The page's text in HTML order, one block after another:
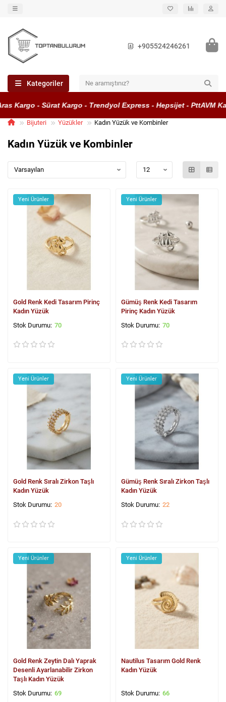
+905524246261
Kategoriler
- Sürat Kargo - Trendyol Express - Hepsijet - PttAVM Kargo
Bijuteri Yüzükler Kadın Yüzük ve Kombinler
Kadın Yüzük ve Kombinler
Yeni Ürünler
Gold Renk Kedi Tasarım Pirinç
Kadın Yüzük
70
Yeni Ürünler
Gümüş Renk Kedi Tasarım
Pirinç Kadın Yüzük
70
Yeni Ürünler
Gold Renk Sıralı Zirkon Taşlı
Kadın Yüzük
20
Yeni Ürünler
Gümüş Renk Sıralı Zirkon Taşlı
Kadın Yüzük
22
Yeni Ürünler
Gold Renk Zeytin Dalı Yaprak
Desenli Ayarlanabilir Zirkon
Taşlı Kadın Yüzük
69
Yeni Ürünler
Nautilus Tasarım Gold Renk
Kadın Yüzük
66